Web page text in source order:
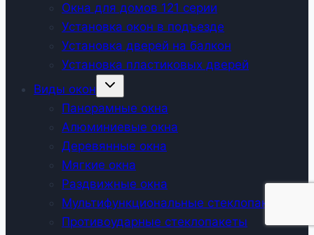
Окна для домов 121 серии
Установка окон в подъезде
Установка дверей на балкон
Установка пластиковых дверей
Виды окон
Развернуть
Панорамные окна
Алюминиевые окна
Деревянные окна
Мягкие окна
Раздвижные окна
Мультифункциональные стеклопакеты
Противоударные стеклопакеты